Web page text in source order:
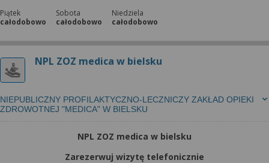
Piątek
całodobowo
Sobota
całodobowo
Niedziela
całodobowo
NPL ZOZ medica w bielsku
NIEPUBLICZNY PROFILAKTYCZNO-LECZNICZY ZAKŁAD OPIEKI
ZDROWOTNEJ "MEDICA" W BIELSKU
NPL ZOZ medica w bielsku
Zarezerwuj wizytę telefonicznie